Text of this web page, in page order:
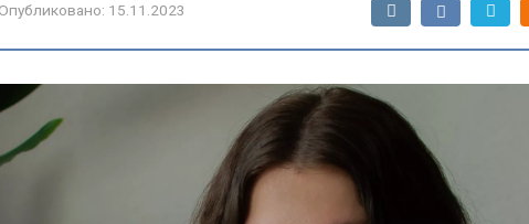
Опубликовано: 15.11.2023